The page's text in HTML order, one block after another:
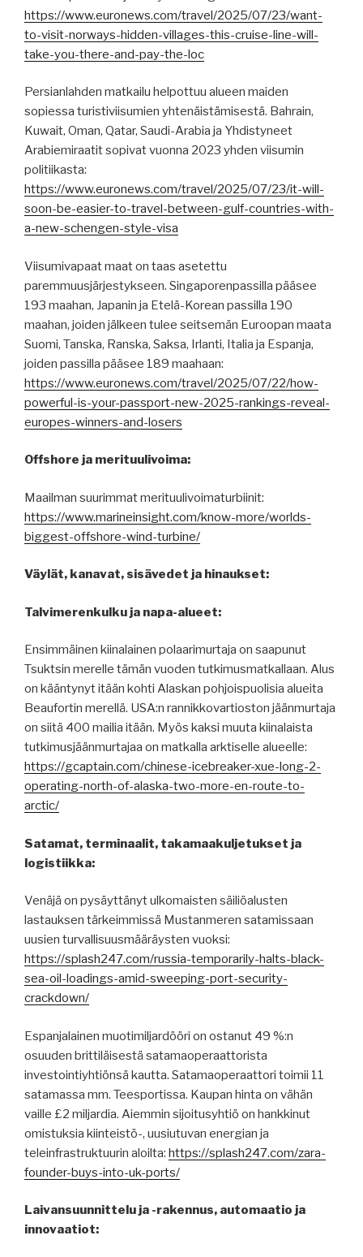
https://www.euronews.com/travel/2025/07/23/want-
to-visit-norways-hidden-villages-this-cruise-line-will-
take-you-there-and-pay-the-loc
Persianlahden matkailu helpottuu alueen maiden
sopiessa turistiviisumien yhtenäistämisestä. Bahrain,
Kuwait, Oman, Qatar, Saudi-Arabia ja Yhdistyneet
Arabiemiraatit sopivat vuonna 2023 yhden viisumin
politiikasta:
https://www.euronews.com/travel/2025/07/23/it-will-
soon-be-easier-to-travel-between-gulf-countries-with-
a-new-schengen-style-visa
Viisumivapaat maat on taas asetettu
paremmuusjärjestykseen. Singaporenpassilla pääsee
193 maahan, Japanin ja Etelä-Korean passilla 190
maahan, joiden jälkeen tulee seitsemän Euroopan maata
Suomi, Tanska, Ranska, Saksa, Irlanti, Italia ja Espanja,
joiden passilla pääsee 189 maahaan:
https://www.euronews.com/travel/2025/07/22/how-
powerful-is-your-passport-new-2025-rankings-reveal-
europes-winners-and-losers
Offshore ja merituulivoima:
Maailman suurimmat merituulivoimaturbiinit:
https://www.marineinsight.com/know-more/worlds-
biggest-offshore-wind-turbine/
Väylät, kanavat, sisävedet ja hinaukset:
Talvimerenkulku ja napa-alueet:
Ensimmäinen kiinalainen polaarimurtaja on saapunut
Tsuktsin merelle tämän vuoden tutkimusmatkallaan. Alus
on kääntynyt itään kohti Alaskan pohjoispuolisia alueita
Beaufortin merellä. USA:n rannikkovartioston jäänmurtaja
on siitä 400 mailia itään. Myös kaksi muuta kiinalaista
tutkimusjäänmurtajaa on matkalla arktiselle alueelle:
https://gcaptain.com/chinese-icebreaker-xue-long-2-
operating-north-of-alaska-two-more-en-route-to-
arctic/
Satamat, terminaalit, takamaakuljetukset ja
logistiikka:
Venäjä on pysäyttänyt ulkomaisten säiliöalusten
lastauksen tärkeimmissä Mustanmeren satamissaan
uusien turvallisuusmääräysten vuoksi:
https://splash247.com/russia-temporarily-halts-black-
sea-oil-loadings-amid-sweeping-port-security-
crackdown/
Espanjalainen muotimiljardööri on ostanut 49 %:n
osuuden brittiläisestä satamaoperaattorista
investointiyhtiönsä kautta. Satamaoperaattori toimii 11
satamassa mm. Teesportissa. Kaupan hinta on vähän
vaille £2 miljardia. Aiemmin sijoitusyhtiö on hankkinut
omistuksia kiinteistö-, uusiutuvan energian ja
teleinfrastruktuurin aloilta: https://splash247.com/zara-
founder-buys-into-uk-ports/
Laivansuunnittelu ja -rakennus, automaatio ja
innovaatiot: